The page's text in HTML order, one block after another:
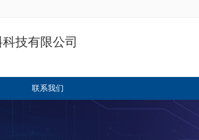
技有限公司
联系我们